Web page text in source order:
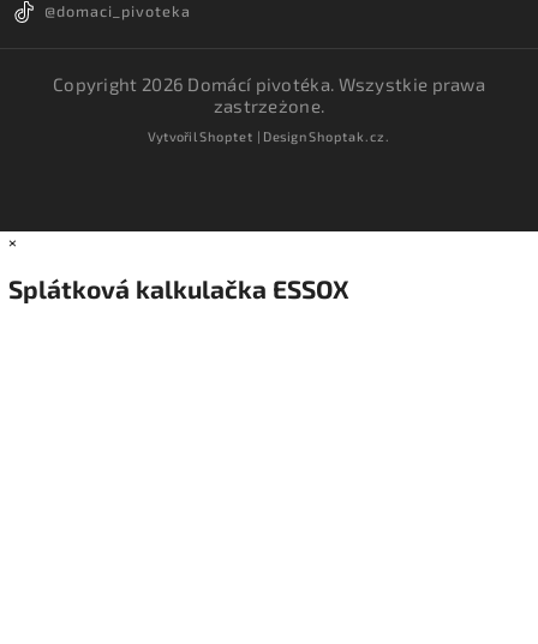
@domaci_pivoteka
Copyright 2026 Domácí pivotéka. Wszystkie prawa
zastrzeżone.
VytvořilShoptet | DesignShoptak.cz.
×
Splátková kalkulačka ESSOX